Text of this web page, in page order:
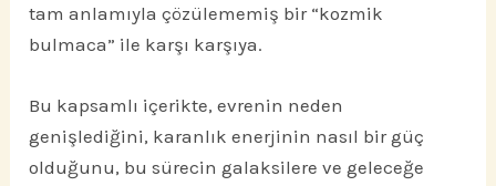
tam anlamıyla çözülememiş bir “kozmik
bulmaca” ile karşı karşıya.
Bu kapsamlı içerikte, evrenin neden
genişlediğini, karanlık enerjinin nasıl bir güç
olduğunu, bu sürecin galaksilere ve geleceğe